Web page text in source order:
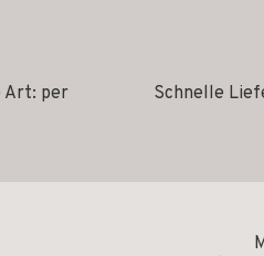
Art: per
Schnelle